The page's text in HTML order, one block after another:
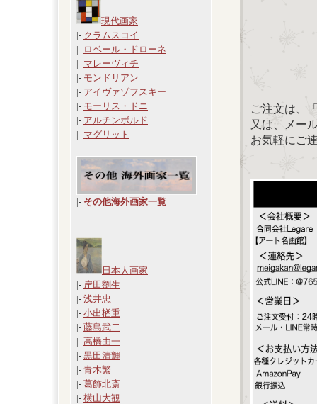
現代画家
|- クラムスコイ
|- ロベール・ドローネ
|- マレーヴィチ
|- モンドリアン
|- アイヴァゾフスキー
|- モーリス・ドニ
|- アルチンボルド
|- マグリット
|- その他海外画家一覧
日本人画家
|- 岸田劉生
|- 浅井忠
|- 小出楢重
|- 藤島武二
|- 高橋由一
|- 黒田清輝
|- 青木繁
|- 葛飾北斎
|- 横山大観
ご注文は、
又は、メー
お気軽にご